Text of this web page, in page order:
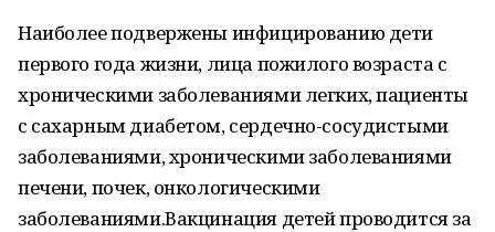
Наиболее подвержены инфицированию дети
первого года жизни, лица пожилого возраста с
хроническими заболеваниями легких, пациенты
с сахарным диабетом, сердечно-сосудистыми
заболеваниями, хроническими заболеваниями
печени, почек, онкологическими
заболеваниями.Вакцинация детей проводится за